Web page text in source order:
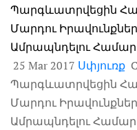
Պարգևատրվեցին
Մարդու
Ամրապնդելու Համար
25 Mar 2017 Սփյուռք
Պարգևատրվեցին
Մարդու
Ամրապնդելու Համար